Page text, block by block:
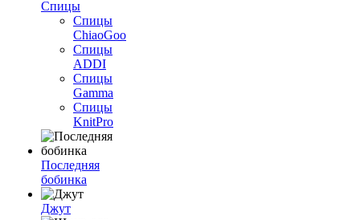
Спицы
Спицы
ChiaoGoo
Спицы
ADDI
Спицы
Gamma
Спицы
KnitPro
Последняя
бобинка
Джут